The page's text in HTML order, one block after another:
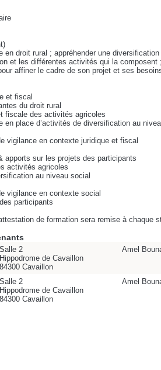
en droit rural ; appréhender une
et les différentes activités qui la composent
affiner le cadre de son projet et ses
et fiscal
du droit rural
fiscale des activités agricoles
en place d’activités de diversification au
vigilance en contexte juridique et fiscal
apports sur les projets des participants
activités agricoles
au niveau social
vigilance en contexte social
participants
de formation sera remise à chaque
Salle 2
Hippodrome de Cavaillon
84300 Cavaillon
Amel
Salle 2
Hippodrome de Cavaillon
84300 Cavaillon
Amel